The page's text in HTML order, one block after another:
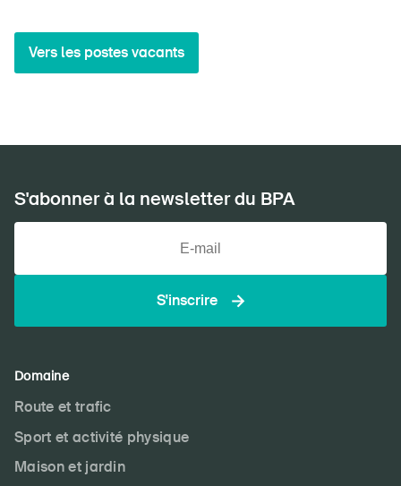
Vers les postes vacants
S'abonner à la newsletter du BPA
S'inscrire
Domaine
Route et trafic
Sport et activité physique
Maison et jardin